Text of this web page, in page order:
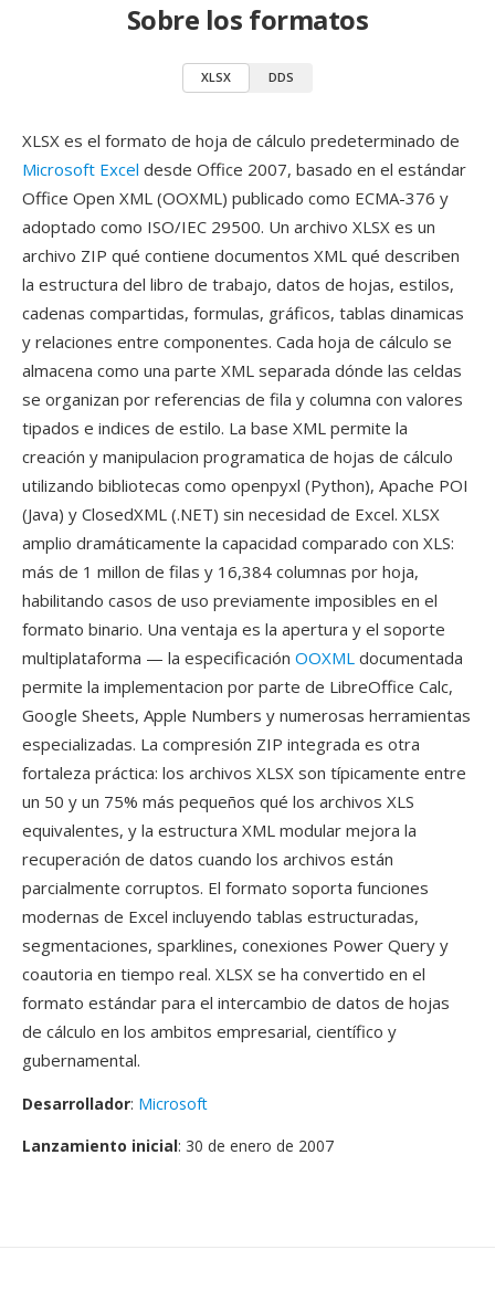
Sobre los formatos
XLSX DDS
XLSX es el formato de hoja de cálculo predeterminado de
Microsoft Excel desde Office 2007, basado en el estándar
Office Open XML (OOXML) publicado como ECMA-376 y
adoptado como ISO/IEC 29500. Un archivo XLSX es un
archivo ZIP qué contiene documentos XML qué describen
la estructura del libro de trabajo, datos de hojas, estilos,
cadenas compartidas, formulas, gráficos, tablas dinamicas
y relaciones entre componentes. Cada hoja de cálculo se
almacena como una parte XML separada dónde las celdas
se organizan por referencias de fila y columna con valores
tipados e indices de estilo. La base XML permite la
creación y manipulacion programatica de hojas de cálculo
utilizando bibliotecas como openpyxl (Python), Apache POI
(Java) y ClosedXML (.NET) sin necesidad de Excel. XLSX
amplio dramáticamente la capacidad comparado con XLS:
más de 1 millon de filas y 16,384 columnas por hoja,
habilitando casos de uso previamente imposibles en el
formato binario. Una ventaja es la apertura y el soporte
multiplataforma — la especificación OOXML documentada
permite la implementacion por parte de LibreOffice Calc,
Google Sheets, Apple Numbers y numerosas herramientas
especializadas. La compresión ZIP integrada es otra
fortaleza práctica: los archivos XLSX son típicamente entre
un 50 y un 75% más pequeños qué los archivos XLS
equivalentes, y la estructura XML modular mejora la
recuperación de datos cuando los archivos están
parcialmente corruptos. El formato soporta funciones
modernas de Excel incluyendo tablas estructuradas,
segmentaciones, sparklines, conexiones Power Query y
coautoria en tiempo real. XLSX se ha convertido en el
formato estándar para el intercambio de datos de hojas
de cálculo en los ambitos empresarial, científico y
gubernamental.
Desarrollador: Microsoft
Lanzamiento inicial: 30 de enero de 2007